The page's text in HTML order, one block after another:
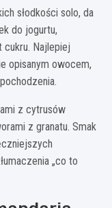
słodkości solo, da
do jogurtu,
cukru. Najlepiej
opisanym owocem,
z cytrusów
z granatu. Smak
„co to